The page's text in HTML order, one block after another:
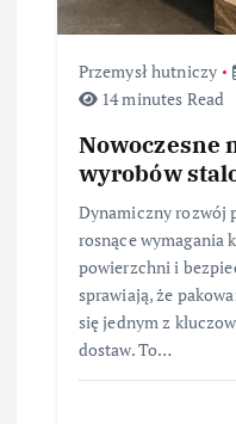
Przemysł hutniczy
14 minutes Read
Nowoczesne
wyrobów
Dynamiczny rozwój
rosnące wymagania
powierzchni i
sprawiają, że
się jednym z
dostaw. To…